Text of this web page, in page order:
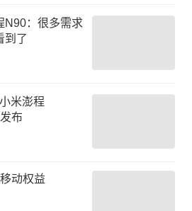
N90：很多需求
到了
米澎程
布
动权益